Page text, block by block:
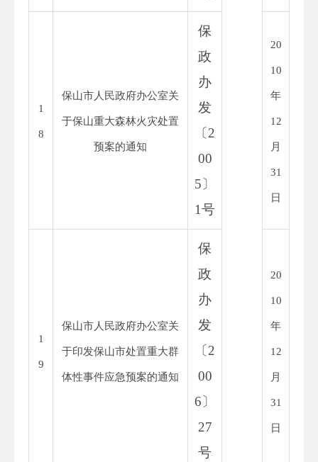
1
8
保山市人民政府办公室关
于保山重大森林火灾处置
预案的通知
保
政
办
发
〔 2
00
5 〕
1号
20
10
年
12
月
31
日
1
9
保山市人民政府办公室关
于印发保山市处置重大群
体性事件应急预案的通知
保
政
办
发
〔 2
00
6 〕
27
号
20
10
年
12
月
31
日